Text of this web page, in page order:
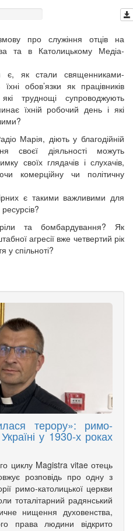
про служіння отців на
та в Католицькому Медіа-
як стали священниками-
обов’язки як працівників
труднощі супроводжують
їхній робочий день і які
Марія, діють у благодійній
своєї діяльності можуть
своїх глядачів і слухачів,
комерційну чи політичну
є такими важливими для
та бомбардування? Як
агресії вже четвертий рік
у спільноті?
терору»: римо-
у 1930-х роках
циклу Magistra vitae отець
розповідь про одну з
римо-католицької церкви
тоталітарний радянський
нищення духовенства,
права людини відкрито